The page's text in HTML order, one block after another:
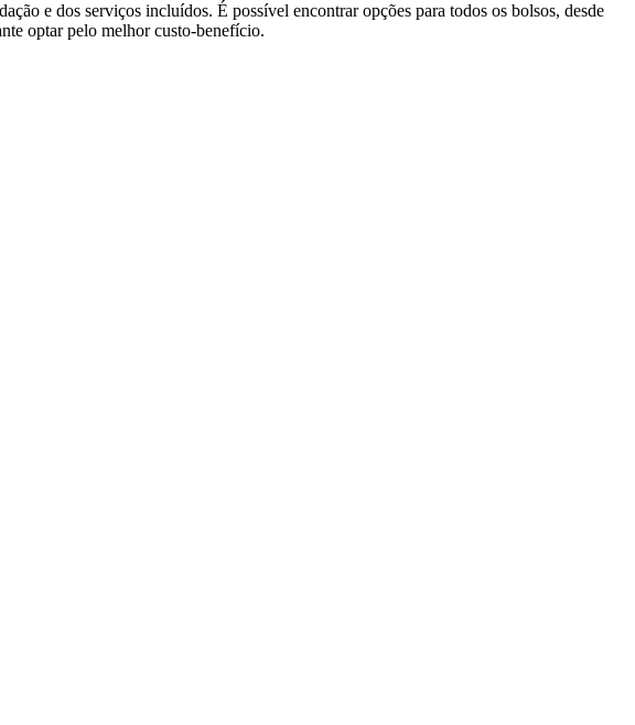
e dos serviços incluídos. É possível encontrar opções para todos os bolsos, desde
optar pelo melhor custo-benefício.